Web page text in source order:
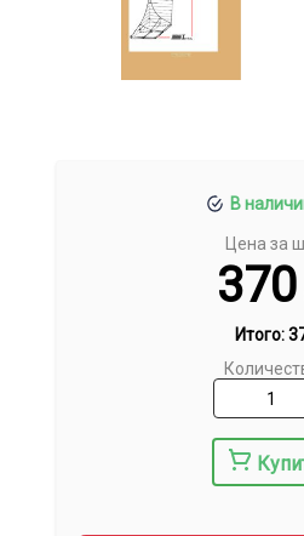
В
Цена за
370
Итого: